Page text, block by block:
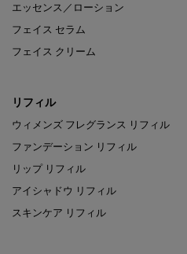
エッセンス／ローション
フェイス セラム
フェイス クリーム
リフィル
ウィメンズ フレグランス リフィル
ファンデーション リフィル
リップ リフィル
アイシャドウ リフィル
スキンケア リフィル